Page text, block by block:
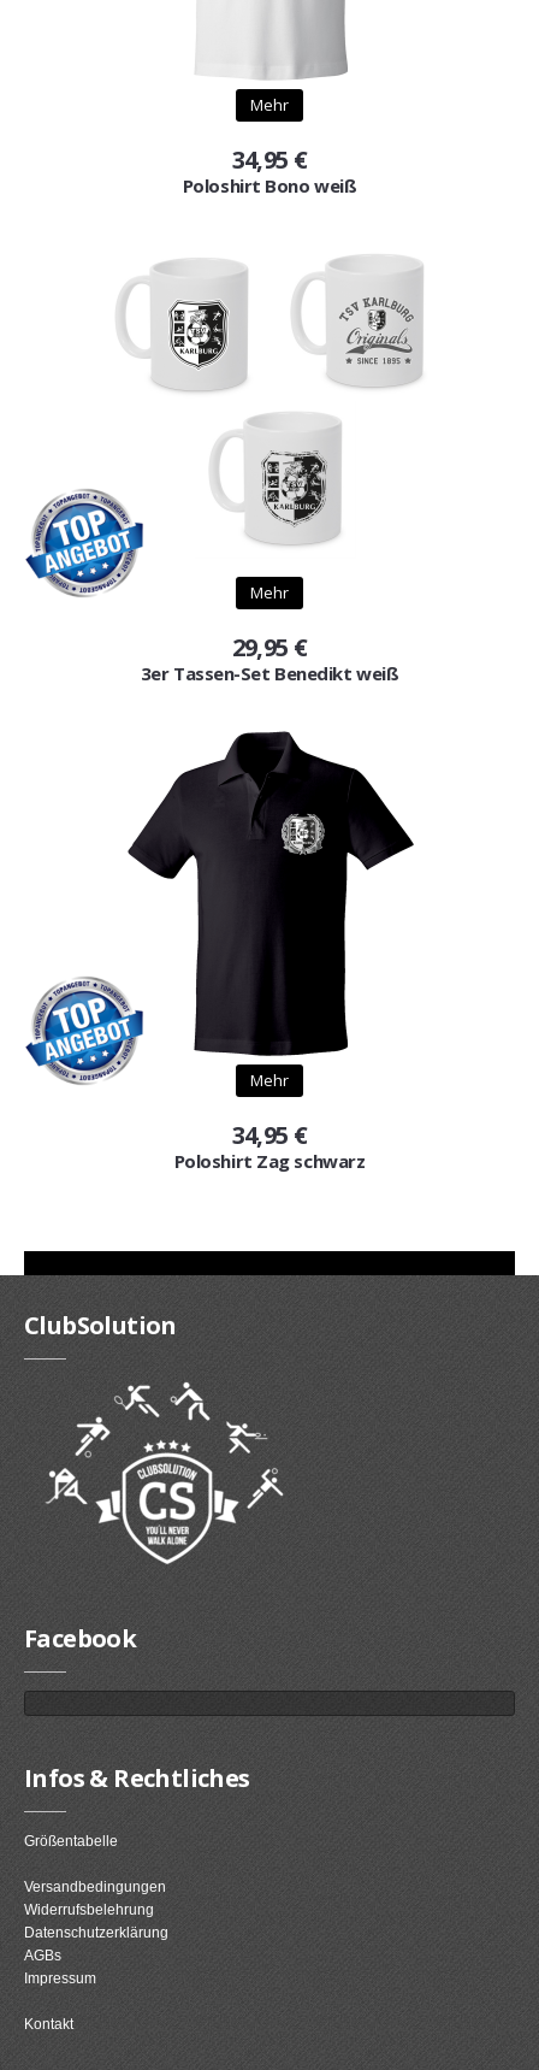
Mehr
34,95 €
Poloshirt Bono weiß
Mehr
29,95 €
3er Tassen-Set Benedikt weiß
Mehr
34,95 €
Poloshirt Zag schwarz
ClubSolution
Facebook
Infos & Rechtliches
Größentabelle
Versandbedingungen
Widerrufsbelehrung
Datenschutzerklärung
AGBs
Impressum
Kontakt